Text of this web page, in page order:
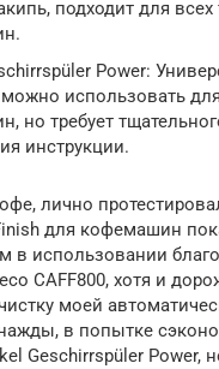
подходит для всех
Power:
использовать
но требует
инструкции.
лично
для кофемашин
в использовании
CAFF800, хотя и
моей
в попытке
Geschirrspüler Power,